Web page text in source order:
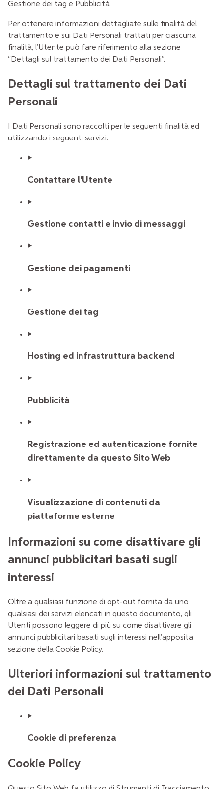
Gestione dei tag e Pubblicità.
Per ottenere informazioni dettagliate sulle finalità del
trattamento e sui Dati Personali trattati per ciascuna
finalità, l’Utente può fare riferimento alla sezione
“Dettagli sul trattamento dei Dati Personali”.
Dettagli sul trattamento dei Dati
Personali
I Dati Personali sono raccolti per le seguenti finalità ed
utilizzando i seguenti servizi:
Contattare l'Utente
Gestione contatti e invio di messaggi
Gestione dei pagamenti
Gestione dei tag
Hosting ed infrastruttura backend
Pubblicità
Registrazione ed autenticazione fornite
direttamente da questo Sito Web
Visualizzazione di contenuti da
piattaforme esterne
Informazioni su come disattivare gli
annunci pubblicitari basati sugli
interessi
Oltre a qualsiasi funzione di opt-out fornita da uno
qualsiasi dei servizi elencati in questo documento, gli
Utenti possono leggere di più su come disattivare gli
annunci pubblicitari basati sugli interessi nell'apposita
sezione della Cookie Policy.
Ulteriori informazioni sul trattamento
dei Dati Personali
Cookie di preferenza
Cookie Policy